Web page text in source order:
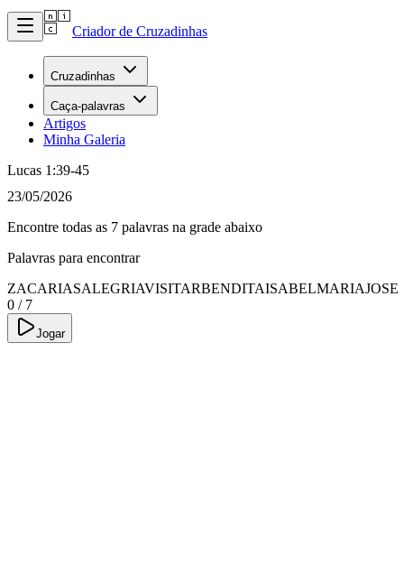
Criador de Cruzadinhas
Cruzadinhas
Caça-palavras
Artigos
Minha Galeria
Lucas 1:39-45
23/05/2026
Encontre todas as 7 palavras na grade abaixo
Palavras para encontrar
ZACARIASALEGRIAVISITARBENDITAISABELMARIAJOSE
0 / 7
Jogar